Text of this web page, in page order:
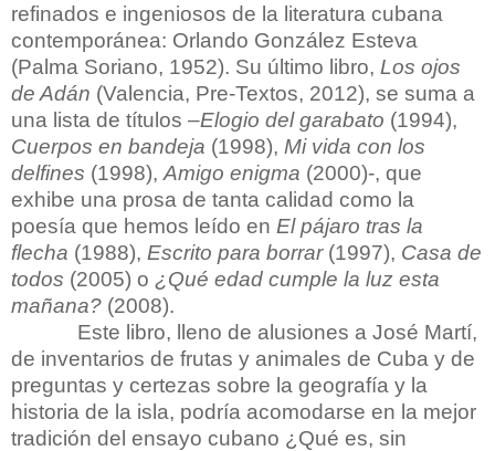
refinados e ingeniosos de la literatura cubana
contemporánea: Orlando González Esteva
(Palma Soriano, 1952). Su último libro, Los ojos
de Adán (Valencia, Pre-Textos, 2012), se suma a
una lista de títulos –Elogio del garabato (1994),
Cuerpos en bandeja (1998), Mi vida con los
delfines (1998), Amigo enigma (2000)-, que
exhibe una prosa de tanta calidad como la
poesía que hemos leído en El pájaro tras la
flecha (1988), Escrito para borrar (1997), Casa de
todos (2005) o ¿Qué edad cumple la luz esta
mañana? (2008).
Este libro, lleno de alusiones a José Martí,
de inventarios de frutas y animales de Cuba y de
preguntas y certezas sobre la geografía y la
historia de la isla, podría acomodarse en la mejor
tradición del ensayo cubano ¿Qué es, sin